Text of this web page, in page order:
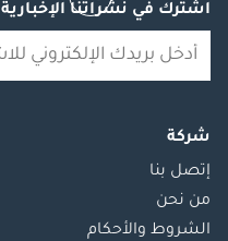
اشترك في نشراتنا الإخبارية
شركة
إتصل بنا
من نحن
الشروط والأحكام